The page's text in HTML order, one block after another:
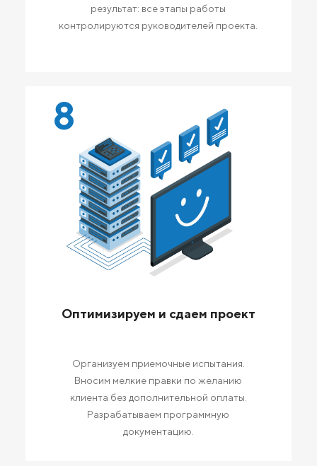
результат: все этапы работы
контролируются руководителей проекта.
8
Оптимизируем и сдаем проект
Организуем приемочные испытания.
Вносим мелкие правки по желанию
клиента без дополнительной оплаты.
Разрабатываем программную
документацию.